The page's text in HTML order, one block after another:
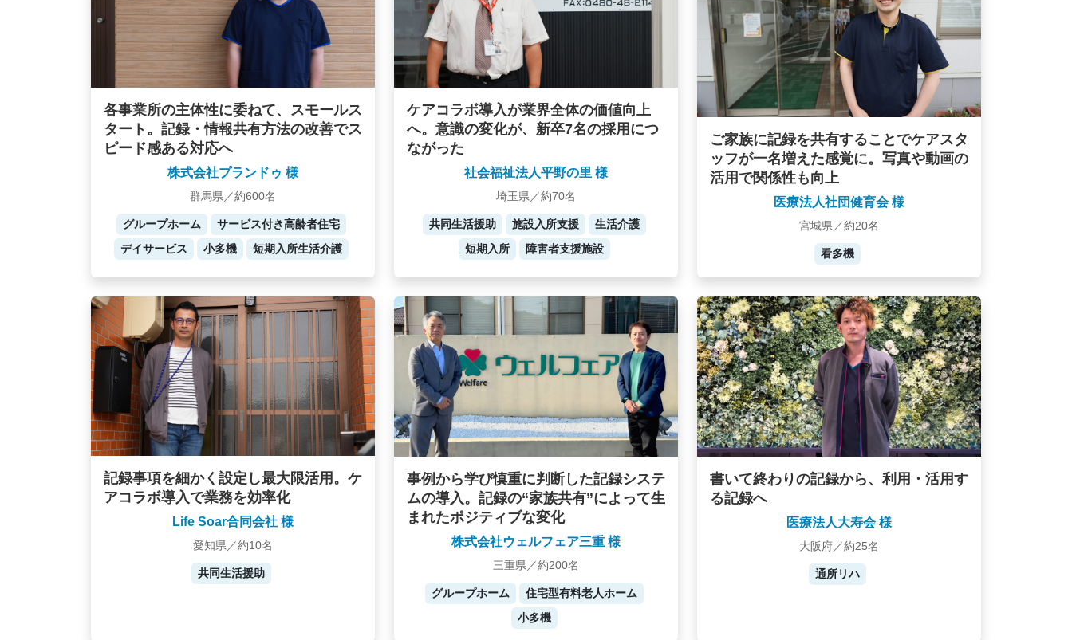
各事業所の主体性に委ねて、スモールス
タート。記録・情報共有方法の改善でス
ピード感ある対応へ
株式会社プランドゥ 様
群馬県／約600名
グループホーム
サービス付き高齢者住宅
デイサービス
小多機 短期入所生活介護
ケアコラボ導入が業界全体の価値向上
へ。意識の変化が、新卒7名の採用につ
ながった
社会福祉法人平野の里 様
埼玉県／約70名
共同生活援助 施設入所支援
生活介護
短期入所
障害者支援施設
ご家族に記録を共有することでケアスタ
ッフが一名増えた感覚に。写真や動画の
活用で関係性も向上
医療法人社団健育会 様
宮城県／約20名
看多機
記録事項を細かく設定し最大限活用。ケ
アコラボ導入で業務を効率化
Life Soar合同会社 様
愛知県／約10名
共同生活援助
事例から学び慎重に判断した記録システ
ムの導入。記録の“家族共有”によって生
まれたポジティブな変化
株式会社ウェルフェア三重 様
三重県／約200名
グループホーム
住宅型有料老人ホーム
小多機
書いて終わりの記録から、利用・活用す
る記録へ
医療法人大寿会 様
大阪府／約25名
通所リハ